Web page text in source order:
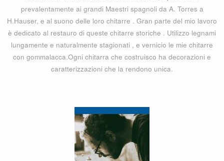
prevalentamente ai grandi Maestri spagnoli da A. Torres a
H.Hauser, e al suono delle loro chitarre . Gran parte del mio lavoro
è dedicato al restauro di queste chitarre storiche . Utilizzo legnami
lungamente e naturalmente stagionati , e vernicio le mie chitarre
con gommalacca.Ogni chitarra che costruisco ha decorazioni e
caratterizzazioni che la rendono unica.